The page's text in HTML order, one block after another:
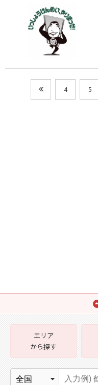
4 5
エリア
から探す